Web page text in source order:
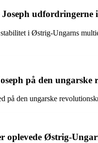
i Østrig-Ungarns
på den ungarske
på den ungarske
Østrig-